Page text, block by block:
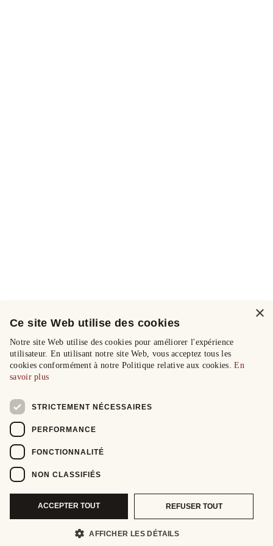
×
Ce site Web utilise des cookies
Notre site Web utilise des cookies pour améliorer l'expérience
utilisateur. En utilisant notre site Web, vous acceptez tous les
cookies conformément à notre Politique relative aux cookies.En
savoir plus
STRICTEMENT NÉCESSAIRES
PERFORMANCE
FONCTIONNALITÉ
NON CLASSIFIÉS
ACCEPTER TOUT REFUSER TOUT
AFFICHER LES DÉTAILS